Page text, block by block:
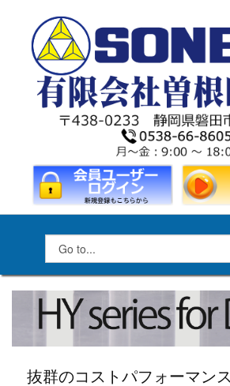
抜群のコストパフォーマン